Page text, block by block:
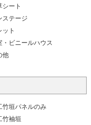
シート
ステージ
ット
・ビニールハウス
他
竹垣パネルのみ
竹袖垣